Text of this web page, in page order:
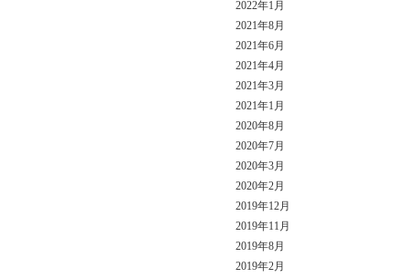
2022年1月
2021年8月
2021年6月
2021年4月
2021年3月
2021年1月
2020年8月
2020年7月
2020年3月
2020年2月
2019年12月
2019年11月
2019年8月
2019年2月